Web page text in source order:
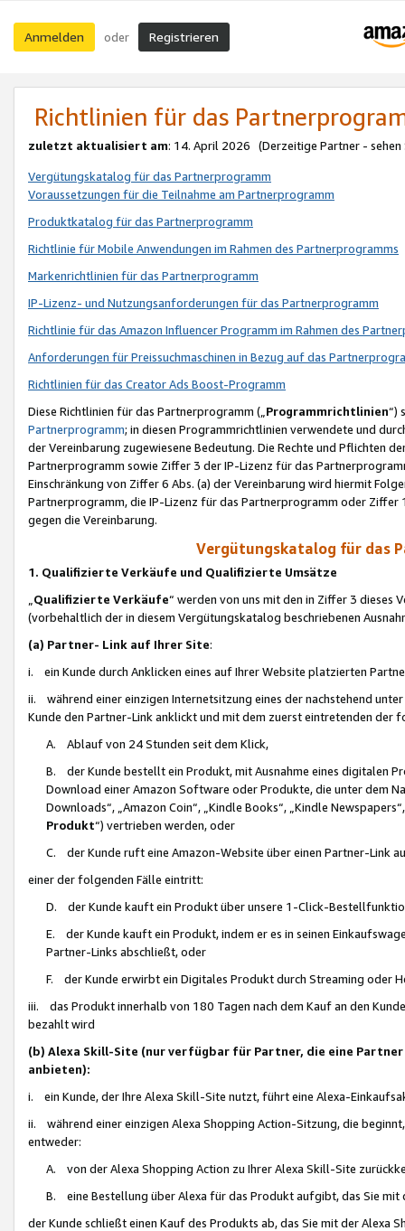
Anmelden oder Registrieren
Richtlinien für das
zuletzt aktualisiert am: 14. April 2026 (Derzeitige Partner - sehen
Vergütungskatalog für das Partnerprogramm
Voraussetzungen für die Teilnahme am Partnerprogramm
Produktkatalog für das Partnerprogramm
Richtlinie für Mobile Anwendungen im Rahmen des Partnerprogramms
Markenrichtlinien für das Partnerprogramm
IP-Lizenz- und Nutzungsanforderungen für das Partnerprogramm
Richtlinie für das Amazon Influencer Programm im Rahmen des
Anforderungen für Preissuchmaschinen in Bezug auf das
Richtlinien für das Creator Ads Boost-Programm
Diese Richtlinien für das Partnerprogramm („Programmrichtlinien“)
Partnerprogramm; in diesen Programmrichtlinien verwendete und
der Vereinbarung zugewiesene Bedeutung. Die Rechte und Pflichten
Partnerprogramm sowie Ziffer 3 der IP-Lizenz für das
Einschränkung von Ziffer 6 Abs. (a) der Vereinbarung wird hiermit
Partnerprogramm, die IP-Lizenz für das Partnerprogramm oder
gegen die Vereinbarung.
Vergütungskatalog für das
1. Qualifizierte Verkäufe und Qualifizierte Umsätze
Qualifizierte Verkäufe“ werden von uns mit den in Ziffer 3
(vorbehaltlich der in diesem Vergütungskatalog beschriebenen
(a) Partner- Link auf Ihrer Site:
i. ein Kunde durch Anklicken eines auf Ihrer Website platzierten
ii. während einer einzigen Internetsitzung eines der nachstehend
Kunde den Partner-Link anklickt und mit dem zuerst eintretenden der
A. Ablauf von 24 Stunden seit dem Klick,
B. der Kunde bestellt ein Produkt, mit Ausnahme eines digitalen
Download einer Amazon Software oder Produkte, die unter dem
Downloads“, „Amazon Coin“, „Kindle Books“, „Kindle
Produkt“) vertrieben werden, oder
C. der Kunde ruft eine Amazon-Website über einen Partner-Link
einer der folgenden Fälle eintritt:
D. der Kunde kauft ein Produkt über unsere 1-Click-
E. der Kunde kauft ein Produkt, indem er es in seinen
Partner-Links abschließt, oder
F. der Kunde erwirbt ein Digitales Produkt durch Streaming oder
iii. das Produkt innerhalb von 180 Tagen nach dem Kauf an den
bezahlt wird
(b) Alexa Skill-Site (nur verfügbar für Partner, die eine
anbieten):
i. ein Kunde, der Ihre Alexa Skill-Site nutzt, führt eine Alexa-
ii. während einer einzigen Alexa Shopping Action-Sitzung, die
entweder:
A. von der Alexa Shopping Action zu Ihrer Alexa Skill-Site
B. eine Bestellung über Alexa für das Produkt aufgibt, das Sie mit
der Kunde schließt einen Kauf des Produkts ab, das Sie mit der Alexa